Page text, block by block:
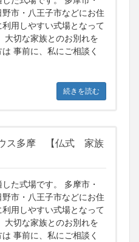
市・八王子市などにお住
利用しやすい式場となって
大切な家族とのお別れを
事前に、私にご相談く
続きを読む
ス多摩 【仏式 家族
た式場です。 多摩市・
市・八王子市などにお住
利用しやすい式場となって
大切な家族とのお別れを
事前に、私にご相談く